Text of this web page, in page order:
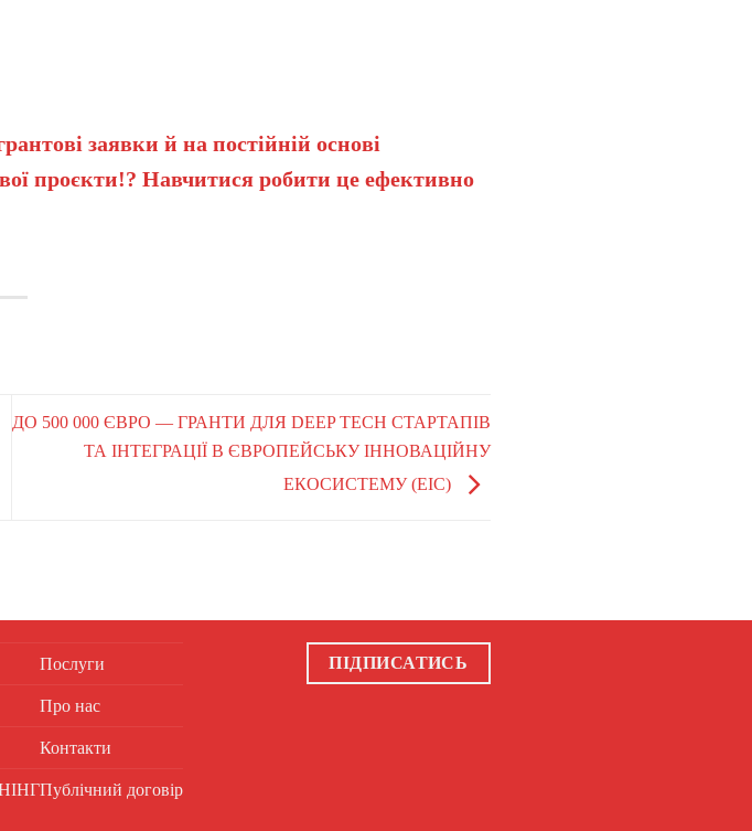
заявки й на постійній основі
проєкти!? Навчитися робити це ефективно
ДО 500 000 ЄВРО — ГРАНТИ ДЛЯ DEEP TECH СТАРТАПІВ
ТА ІНТЕГРАЦІЇ В ЄВРОПЕЙСЬКУ ІННОВАЦІЙНУ
ЕКОСИСТЕМУ (EIC)
Послуги
Про нас
Контакти
Публічний договір
ПІДПИСАТИСЬ